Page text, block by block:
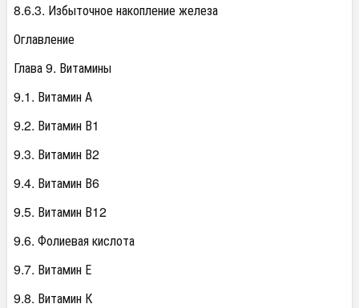
8.6.3. Избыточное накопление железа
Оглавление
Глава 9. Витамины
9.1. Витамин А
9.2. Витамин В1
9.3. Витамин В2
9.4. Витамин В6
9.5. Витамин В12
9.6. Фолиевая кислота
9.7. Витамин Е
9.8. Витамин К